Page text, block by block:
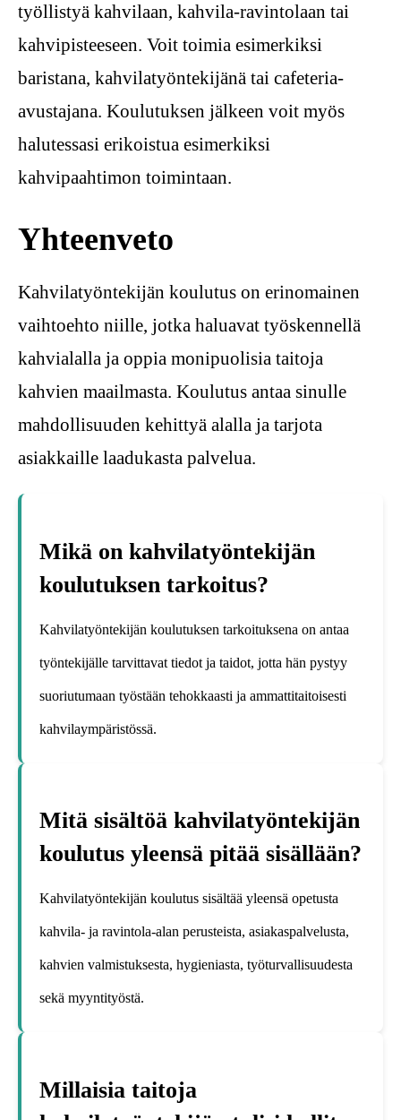
työllistyä kahvilaan, kahvila-ravintolaan tai
kahvipisteeseen. Voit toimia esimerkiksi
baristana, kahvilatyöntekijänä tai cafeteria-
avustajana. Koulutuksen jälkeen voit myös
halutessasi erikoistua esimerkiksi
kahvipaahtimon toimintaan.
Yhteenveto
Kahvilatyöntekijän koulutus on erinomainen
vaihtoehto niille, jotka haluavat työskennellä
kahvialalla ja oppia monipuolisia taitoja
kahvien maailmasta. Koulutus antaa sinulle
mahdollisuuden kehittyä alalla ja tarjota
asiakkaille laadukasta palvelua.
Mikä on kahvilatyöntekijän
koulutuksen tarkoitus?
Kahvilatyöntekijän koulutuksen tarkoituksena on antaa
työntekijälle tarvittavat tiedot ja taidot, jotta hän pystyy
suoriutumaan työstään tehokkaasti ja ammattitaitoisesti
kahvilaympäristössä.
Mitä sisältöä kahvilatyöntekijän
koulutus yleensä pitää sisällään?
Kahvilatyöntekijän koulutus sisältää yleensä opetusta
kahvila- ja ravintola-alan perusteista, asiakaspalvelusta,
kahvien valmistuksesta, hygieniasta, työturvallisuudesta
sekä myyntityöstä.
Millaisia taitoja